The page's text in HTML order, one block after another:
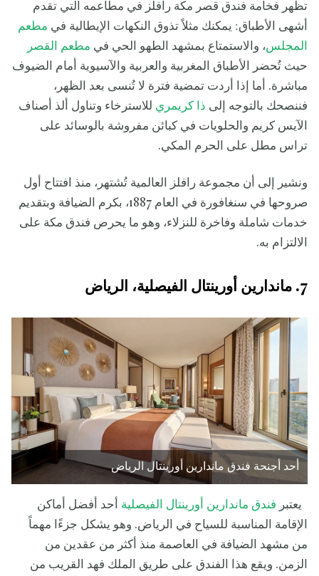
تظهر فخامة فندق قصر مكة رافلز في مطاعمه التي تقدم
أشهى الأطباق: يمكنك مثلاً تذوق النكهات الإيطالية في مطعم
المجلس، والاستمتاع بمشهد الطهو الحي في مطعم القصر
حيث تُحضر الأطباق المغربية والعربية والآسيوية أمام الضيوف
مباشرة. أما إذا أردت تمضية فترة لا تُنسى بعد الظهر،
فننصحك بالتوجه إلى ذا كريمري للاسترخاء وتناول ألذ أصناف
الآيس كريم والحلويات في كبائن مفروشة بالوسائد على
تراس مطل على الحرم المكي.
ونشير إلى أن مجموعة رافلز العالمية تُشتهر، منذ افتتاح أول
صروحها في سنغافورة في العام 1887، بكرم الضيافة وبتقديم
خدمات شاملة وفاخرة للنزلاء، وهو ما يحرص فندق مكة على
الالتزام به.
7. ماندارين أورينتال الفيصلية، الرياض
أحد أجنحة فندق ماندارين أورينتال الرياض
يعتبر فندق ماندارين أورينتال الفيصلية أحد أفضل أماكن
الإقامة المناسبة للسياح في الرياض. وهو يشكل جزءًا مهماً
من مشهد الضيافة في العاصمة منذ أكثر من عقدين من
الزمن. ويقع هذا الفندق على طريق الملك فهد القريب من